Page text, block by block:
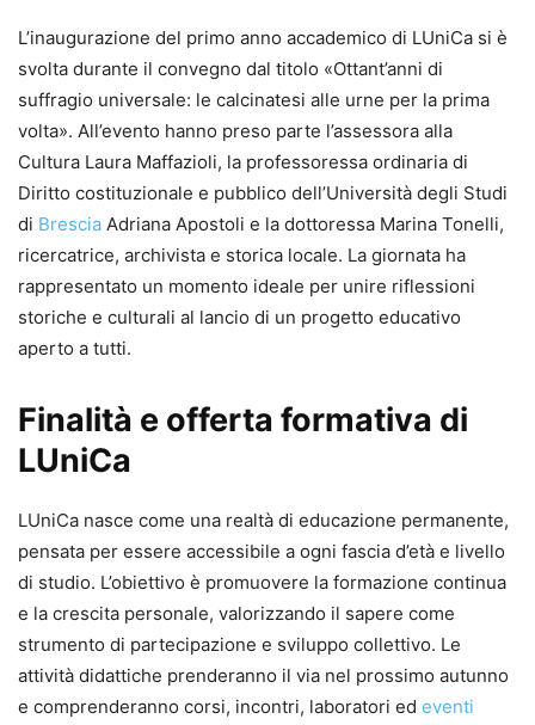
L’inaugurazione del primo anno accademico di LUniCa si è
svolta durante il convegno dal titolo «Ottant’anni di
suffragio universale: le calcinatesi alle urne per la prima
volta». All’evento hanno preso parte l’assessora alla
Cultura Laura Maffazioli, la professoressa ordinaria di
Diritto costituzionale e pubblico dell’Università degli Studi
di Brescia Adriana Apostoli e la dottoressa Marina Tonelli,
ricercatrice, archivista e storica locale. La giornata ha
rappresentato un momento ideale per unire riflessioni
storiche e culturali al lancio di un progetto educativo
aperto a tutti.
Finalità e offerta formativa di
LUniCa
LUniCa nasce come una realtà di educazione permanente,
pensata per essere accessibile a ogni fascia d’età e livello
di studio. L’obiettivo è promuovere la formazione continua
e la crescita personale, valorizzando il sapere come
strumento di partecipazione e sviluppo collettivo. Le
attività didattiche prenderanno il via nel prossimo autunno
e comprenderanno corsi, incontri, laboratori ed eventi